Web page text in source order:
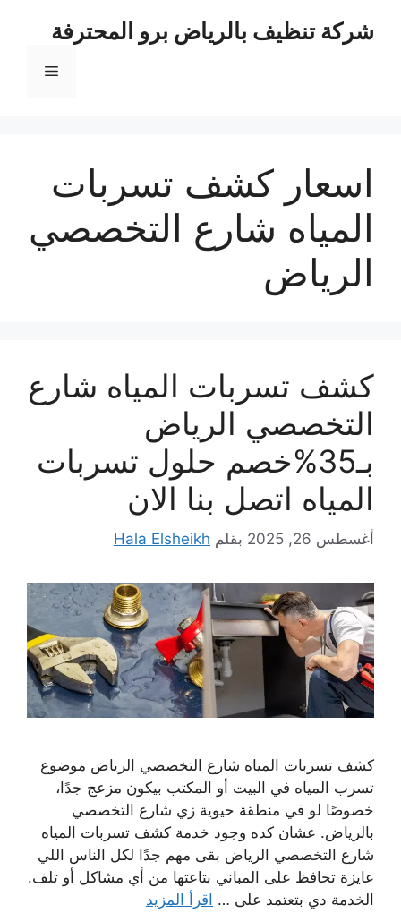
شركة تنظيف بالرياض برو المحترفة
القائمة
اسعار كشف تسربات
المياه شارع التخصصي
الرياض
كشف تسربات المياه شارع
التخصصي الرياض
بـ35%خصم حلول تسربات
المياه اتصل بنا الان
أغسطس 26, 2025 بقلم Hala Elsheikh
كشف تسربات المياه شارع التخصصي الرياض موضوع
تسرب المياه في البيت أو المكتب بيكون مزعج جدًا،
خصوصًا لو في منطقة حيوية زي شارع التخصصي
بالرياض. عشان كده وجود خدمة كشف تسربات المياه
شارع التخصصي الرياض بقى مهم جدًا لكل الناس اللي
عايزة تحافظ على المباني بتاعتها من أي مشاكل أو تلف.
الخدمة دي بتعتمد على … اقرأ المزيد